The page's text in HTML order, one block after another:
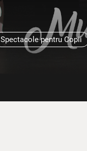
Spectacole pentru Copii